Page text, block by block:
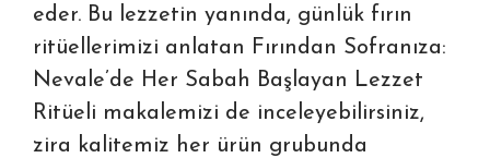
eder. Bu lezzetin yanında, günlük fırın
ritüellerimizi anlatan Fırından Sofranıza:
Nevale’de Her Sabah Başlayan Lezzet
Ritüeli makalemizi de inceleyebilirsiniz,
zira kalitemiz her ürün grubunda